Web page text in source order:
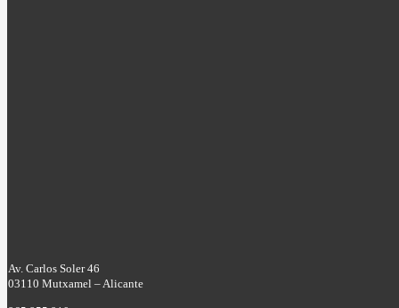
Av. Carlos Soler 46
03110 Mutxamel – Alicante